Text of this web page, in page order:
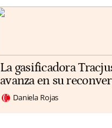
La gasificadora
avanza en su
Daniela Rojas